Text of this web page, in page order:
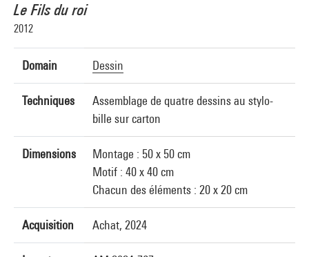
Le Fils du roi
2012
Domain Dessin
Techniques
Assemblage de quatre dessins au stylo-
bille sur carton
Dimensions
Montage : 50 x 50 cm
Motif : 40 x 40 cm
Chacun des éléments : 20 x 20 cm
Acquisition Achat, 2024